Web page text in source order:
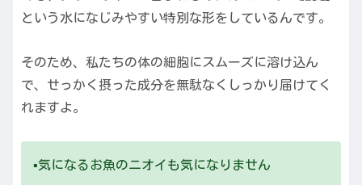
という水になじみやすい特別な形をしているんです。
そのため、私たちの体の細胞にスムーズに溶け込ん
で、せっかく摂った成分を無駄なくしっかり届けてく
れますよ。
▪️気になるお魚のニオイも気になりません